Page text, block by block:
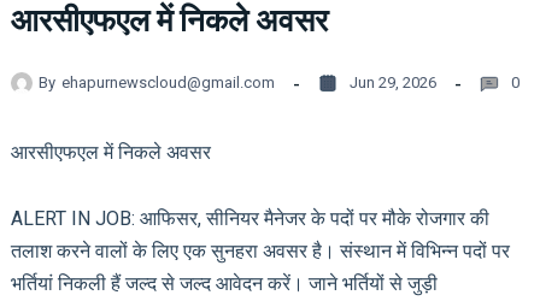
आरसीएफएल में निकले अवसर
By ehapurnewscloud@gmail.com Jun 29, 2026 0
आरसीएफएल में निकले अवसर
ALERT IN JOB: आफिसर, सीनियर मैनेजर के पदों पर मौके रोजगार की
तलाश करने वालों के लिए एक सुनहरा अवसर है। संस्थान में विभिन्न पदों पर
भर्तियां निकली हैं जल्द से जल्द आवेदन करें। जाने भर्तियों से जुड़ी